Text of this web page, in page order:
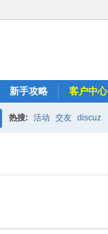
新手攻略 客户中心
热搜: 活动 交友 discuz